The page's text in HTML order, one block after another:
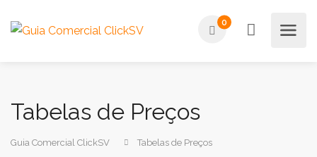
0
Tabelas de Preços
Guia Comercial ClickSV Tabelas de Preços